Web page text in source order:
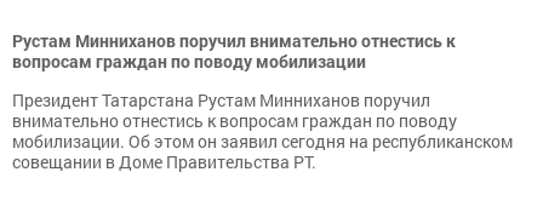
Рустам Минниханов поручил внимательно отнестись к
вопросам граждан по поводу мобилизации
Президент Татарстана Рустам Минниханов поручил
внимательно отнестись к вопросам граждан по поводу
мобилизации. Об этом он заявил сегодня на республиканском
совещании в Доме Правительства РТ.